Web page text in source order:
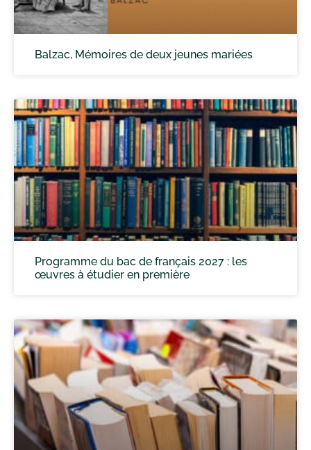
Balzac, Mémoires de deux jeunes mariées
Programme du bac de français 2027 : les
œuvres à étudier en première